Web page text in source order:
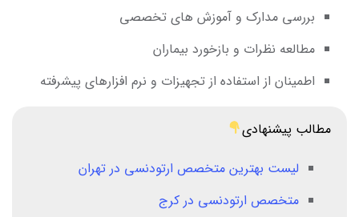
بررسی مدارک و آموزش های تخصصی
مطالعه نظرات و بازخورد بیماران
اطمینان از استفاده از تجهیزات و نرم افزارهای پیشرفته
مطالب پیشنهادی
لیست بهترین متخصص ارتودنسی در تهران
متخصص ارتودنسی در کرج